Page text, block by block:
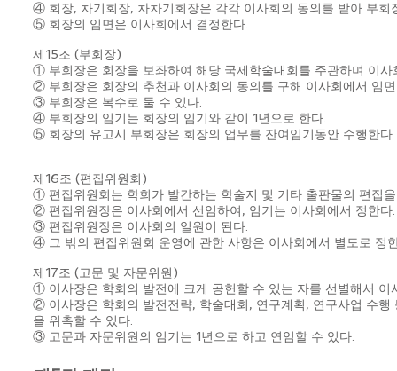
④ 회장, 차기회장, 차차기회장은 각각 이사회의 동의를 받아 부회
⑤ 회장의 임면은 이사회에서 결정한다.
제15조 (부회장)
① 부회장은 회장을 보좌하여 해당 국제학술대회를 주관하며 이사
② 부회장은 회장의 추천과 이사회의 동의를 구해 이사회에서 임
③ 부회장은 복수로 둘 수 있다.
④ 부회장의 임기는 회장의 임기와 같이 1년으로 한다.
⑤ 회장의 유고시 부회장은 회장의 업무를 잔여임기동안 수행한다
제16조 (편집위원회)
① 편집위원회는 학회가 발간하는 학술지 및 기타 출판물의 편집
② 편집위원장은 이사회에서 선임하여, 임기는 이사회에서 정한다.
③ 편집위원장은 이사회의 일원이 된다.
④ 그 밖의 편집위원회 운영에 관한 사항은 이사회에서 별도로 정
제17조 (고문 및 자문위원)
① 이사장은 학회의 발전에 크게 공헌할 수 있는 자를 선별해서 이
② 이사장은 학회의 발전전략, 학술대회, 연구계획, 연구사업 수
을 위촉할 수 있다.
③ 고문과 자문위원의 임기는 1년으로 하고 연임할 수 있다.